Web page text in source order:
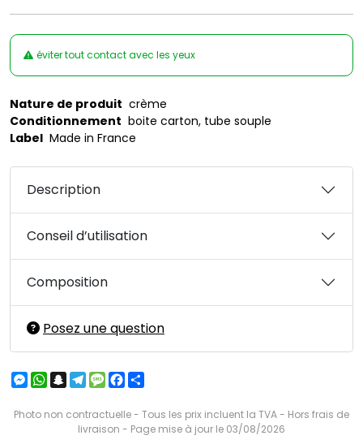
éviter tout contact avec les yeux
Nature de produit crème
Conditionnement boite carton, tube souple
Label Made in France
Description
Conseil d’utilisation
Composition
Posez une question
Messenger
WhatsApp
Snapchat
Telegram
MessageFacebook
Photo non contractuelle - Tous les prix incluent la TVA - Hors frais de
livraison - Page mise à jour le 03/08/2026